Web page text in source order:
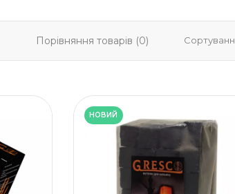
Порівняння товарів (0)
НОВИЙ